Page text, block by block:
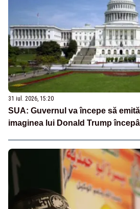
31 iul. 2026, 15:20
SUA: Guvernul va începe să
imaginea lui Donald Trump